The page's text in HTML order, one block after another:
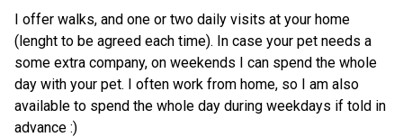
I offer walks, and one or two daily visits at your home
(lenght to be agreed each time). In case your pet needs a
some extra company, on weekends I can spend the whole
day with your pet. I often work from home, so I am also
available to spend the whole day during weekdays if told in
advance :)